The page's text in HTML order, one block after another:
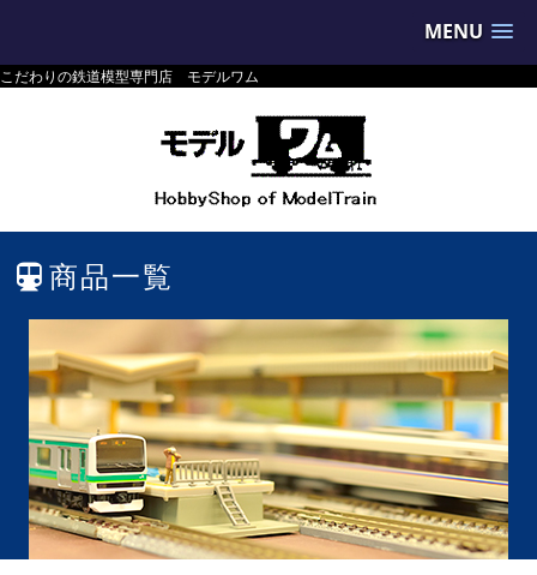
MENU
こだわりの鉄道模型専門店 モデルワム
商品一覧